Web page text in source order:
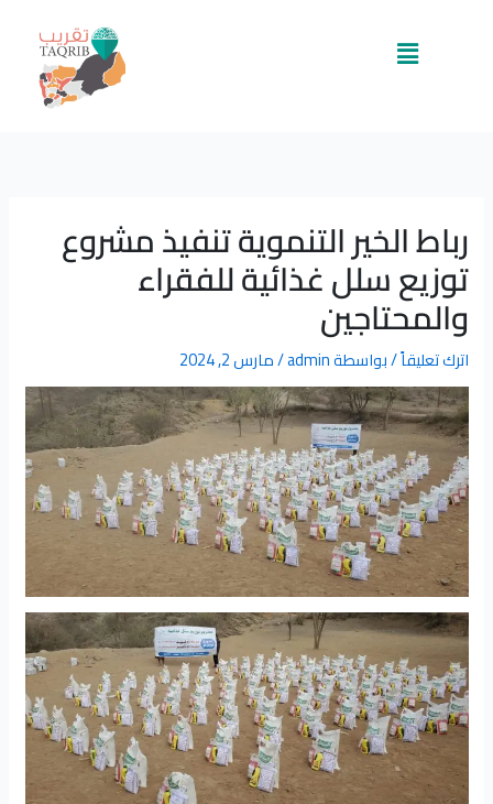
القائمة
رباط الخير التنموية تنفيذ مشروع
توزيع سلل غذائية للفقراء
والمحتاجين
اترك تعليقاً/ بواسطةadmin
/مارس 2, 2024